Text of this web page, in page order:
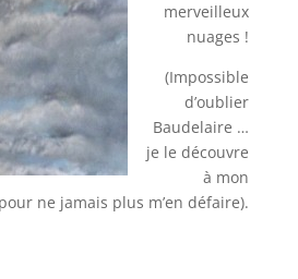
merveilleux
nuages !
(Impossible
d’oublier
Baudelaire …
je le découvre
à mon
ne jamais plus m’en défaire).